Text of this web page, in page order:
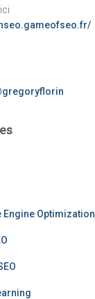
Engine Optimization